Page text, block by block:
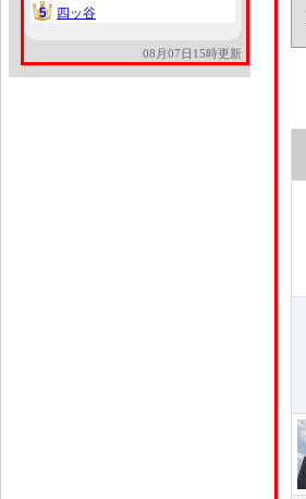
5
5 四ッ谷
08月07日15時更新